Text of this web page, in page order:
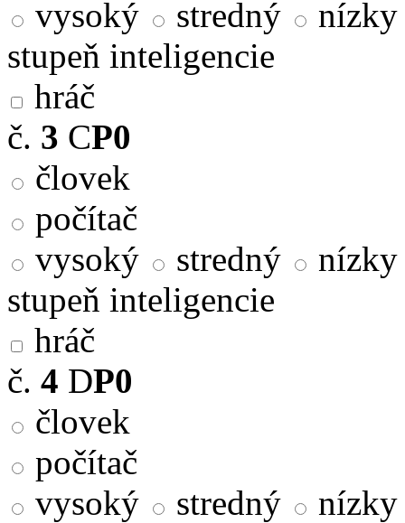
vysoký stredný
nízky
stupeň inteligencie
hráč
č. 3 CP0
človek
počítač
vysoký
stredný
nízky
stupeň inteligencie
hráč
č. 4 DP0
človek
počítač
vysoký
stredný
nízky